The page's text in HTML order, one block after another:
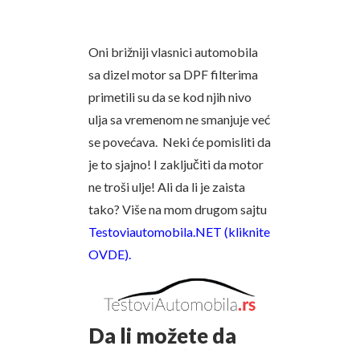
Oni brižniji vlasnici automobila
sa dizel motor sa DPF filterima
primetili su da se kod njih nivo
ulja sa vremenom ne smanjuje već
se povećava. Neki će pomisliti da
je to sjajno! I zaključiti da motor
ne troši ulje! Ali da li je zaista
tako? Više na mom drugom sajtu
Testoviautomobila.NET (kliknite
OVDE).
Da li možete da